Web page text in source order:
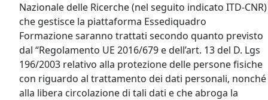
Nazionale delle Ricerche (nel seguito indicato ITD-CNR)
che gestisce la piattaforma Essediquadro
Formazione saranno trattati secondo quanto previsto
dal “Regolamento UE 2016/679 e dell’art. 13 del D. Lgs
196/2003 relativo alla protezione delle persone fisiche
con riguardo al trattamento dei dati personali, nonché
alla libera circolazione di tali dati e che abroga la